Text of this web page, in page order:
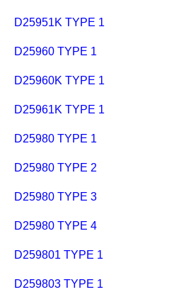
D25951K TYPE 1
D25960 TYPE 1
D25960K TYPE 1
D25961K TYPE 1
D25980 TYPE 1
D25980 TYPE 2
D25980 TYPE 3
D25980 TYPE 4
D259801 TYPE 1
D259803 TYPE 1